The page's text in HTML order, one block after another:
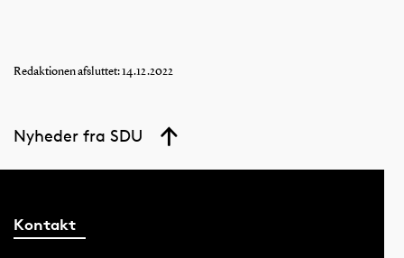
Redaktionen afsluttet: 14.12.2022
Nyheder fra SDU
Kontakt